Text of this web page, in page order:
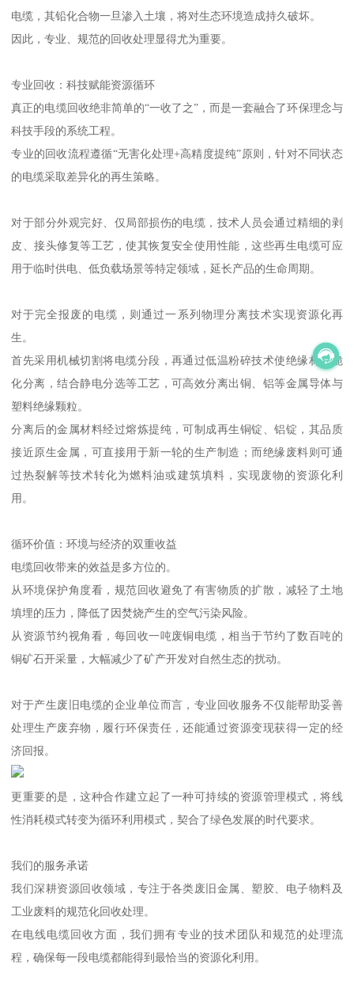
电缆，其铅化合物一旦渗入土壤，将对生态环境造成持久破坏。
因此，专业、规范的回收处理显得尤为重要。
专业回收：科技赋能资源循环
真正的电缆回收绝非简单的“一收了之”，而是一套融合了环保理念与
科技手段的系统工程。
专业的回收流程遵循“无害化处理+高精度提纯”原则，针对不同状态
的电缆采取差异化的再生策略。
对于部分外观完好、仅局部损伤的电缆，技术人员会通过精细的剥
皮、接头修复等工艺，使其恢复安全使用性能，这些再生电缆可应
用于临时供电、低负载场景等特定领域，延长产品的生命周期。
对于完全报废的电缆，则通过一系列物理分离技术实现资源化再
生。
首先采用机械切割将电缆分段，再通过低温粉碎技术使绝缘材料脆
化分离，结合静电分选等工艺，可高效分离出铜、铝等金属导体与
塑料绝缘颗粒。
分离后的金属材料经过熔炼提纯，可制成再生铜锭、铝锭，其品质
接近原生金属，可直接用于新一轮的生产制造；而绝缘废料则可通
过热裂解等技术转化为燃料油或建筑填料，实现废物的资源化利
用。
循环价值：环境与经济的双重收益
电缆回收带来的效益是多方位的。
从环境保护角度看，规范回收避免了有害物质的扩散，减轻了土地
填埋的压力，降低了因焚烧产生的空气污染风险。
从资源节约视角看，每回收一吨废铜电缆，相当于节约了数百吨的
铜矿石开采量，大幅减少了矿产开发对自然生态的扰动。
对于产生废旧电缆的企业单位而言，专业回收服务不仅能帮助妥善
处理生产废弃物，履行环保责任，还能通过资源变现获得一定的经
济回报。
更重要的是，这种合作建立起了一种可持续的资源管理模式，将线
性消耗模式转变为循环利用模式，契合了绿色发展的时代要求。
我们的服务承诺
我们深耕资源回收领域，专注于各类废旧金属、塑胶、电子物料及
工业废料的规范化回收处理。
在电线电缆回收方面，我们拥有专业的技术团队和规范的处理流
程，确保每一段电缆都能得到最恰当的资源化利用。